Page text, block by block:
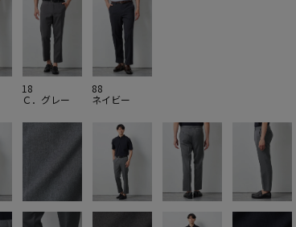
18
Ｃ．グレー
88
ネイビー